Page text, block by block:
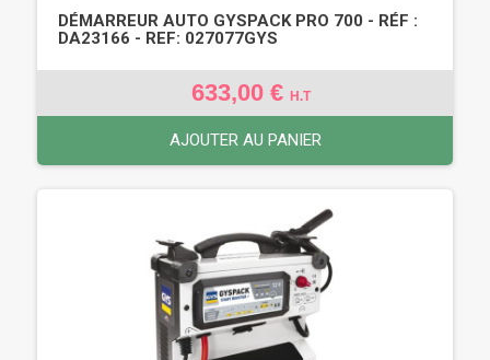
DÉMARREUR AUTO GYSPACK PRO 700 - RÉF :
DA23166 - REF: 027077GYS
633,00 € H.T
AJOUTER AU PANIER